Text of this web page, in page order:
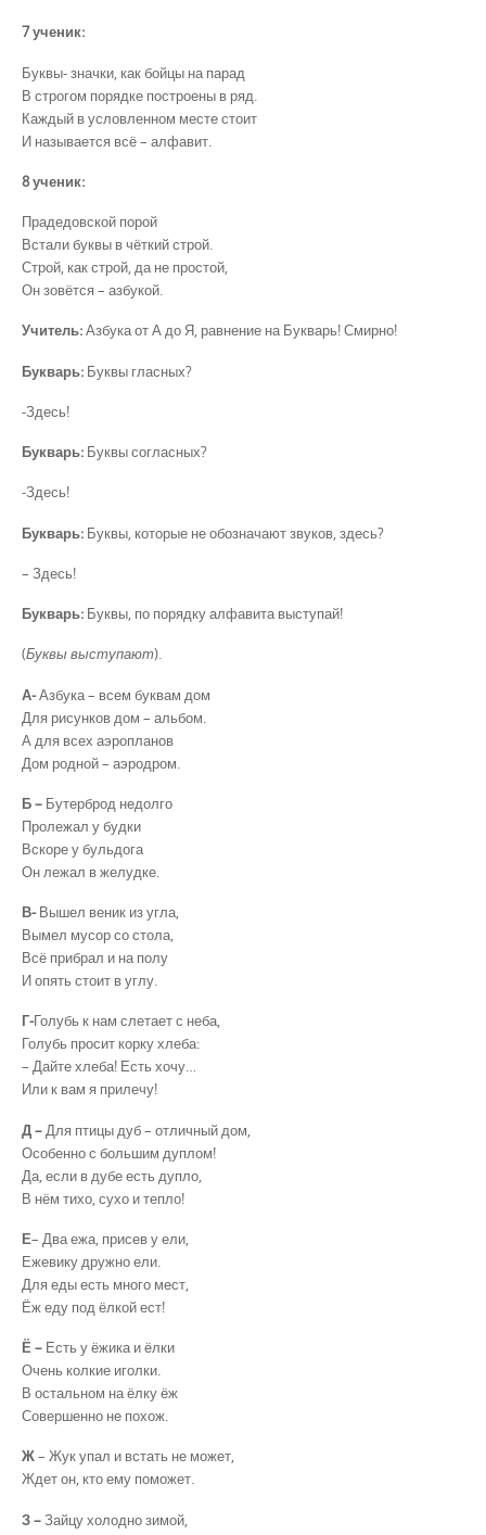
7 ученик:
Буквы- значки, как бойцы на парад
В строгом порядке построены в ряд.
Каждый в условленном месте стоит
И называется всё – алфавит.
8 ученик:
Прадедовской порой
Встали буквы в чёткий строй.
Строй, как строй, да не простой,
Он зовётся – азбукой.
Учитель:Азбука от А до Я, равнение на Букварь! Смирно!
Букварь: Буквы гласных?
-Здесь!
Букварь: Буквы согласных?
-Здесь!
Букварь: Буквы, которые не обозначают звуков, здесь?
– Здесь!
Букварь: Буквы, по порядку алфавита выступай!
(Буквы выступают).
А-Азбука – всем буквам дом
Для рисунков дом – альбом.
А для всех аэропланов
Дом родной – аэродром.
Б – Бутерброд недолго
Пролежал у будки
Вскоре у бульдога
Он лежал в желудке.
В-Вышел веник из угла,
Вымел мусор со стола,
Всё прибрал и на полу
И опять стоит в углу.
Г-Голубь к нам слетает с неба,
Голубь просит корку хлеба:
– Дайте хлеба! Есть хочу…
Или к вам я прилечу!
Д – Для птицы дуб – отличный дом,
Особенно с большим дуплом!
Да, если в дубе есть дупло,
В нём тихо, сухо и тепло!
Е– Два ежа, присев у ели,
Ежевику дружно ели.
Для еды есть много мест,
Ёж еду под ёлкой ест!
Ё – Есть у ёжика и ёлки
Очень колкие иголки.
В остальном на ёлку ёж
Совершенно не похож.
Ж– Жук упал и встать не может,
Ждет он, кто ему поможет.
З –Зайцу холодно зимой,